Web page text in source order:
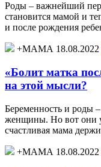
Роды – важнейший
становится мамой и
и после рождения
+МАМА 18.08.2022
«Болит матка
на этой мысли?
Беременность и роды
женщины. Но вот они
счастливая мама
+МАМА 18.08.2022